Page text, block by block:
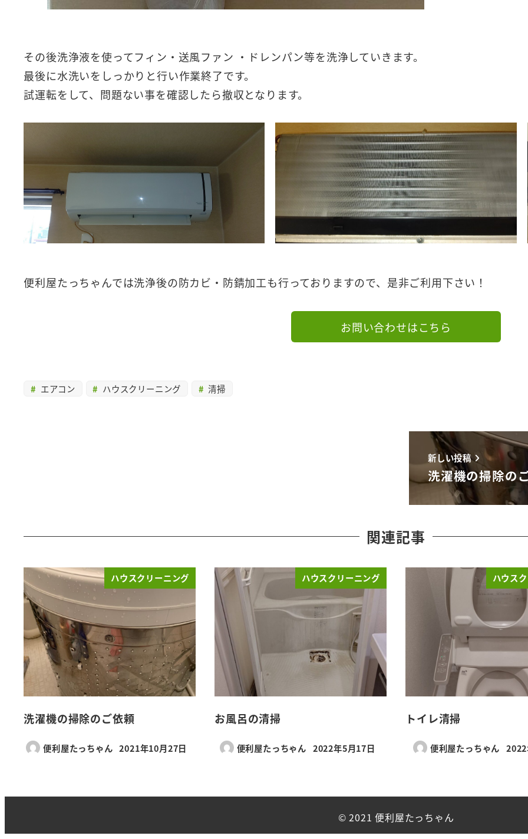
その後洗浄液を使ってフィン・送風ファン ・ドレンパン等を洗浄していきます。
最後に水洗いをしっかりと行い作業終了です。
試運転をして、問題ない事を確認したら撤収となります。
便利屋たっちゃんでは洗浄後の防カビ・防錆加工も行っておりますので、是非ご利用下さい！
お問い合わせはこちら
エアコン ハウスクリーニング 清掃
新しい投稿
洗濯機の掃除の
関連記事
ハウスクリーニング
洗濯機の掃除のご依頼
便利屋たっちゃん 2021年10月27日
ハウスクリーニング
お風呂の清掃
便利屋たっちゃん 2022年5月17日
ハウス
トイレ清掃
便利屋たっちゃん
© 2021 便利屋たっちゃん